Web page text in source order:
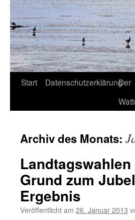
Start DatenschutzerklärungDer
Archiv des Monats:
Grund zum
Ergebnis
Veröffentlicht am 26. Januar 2013